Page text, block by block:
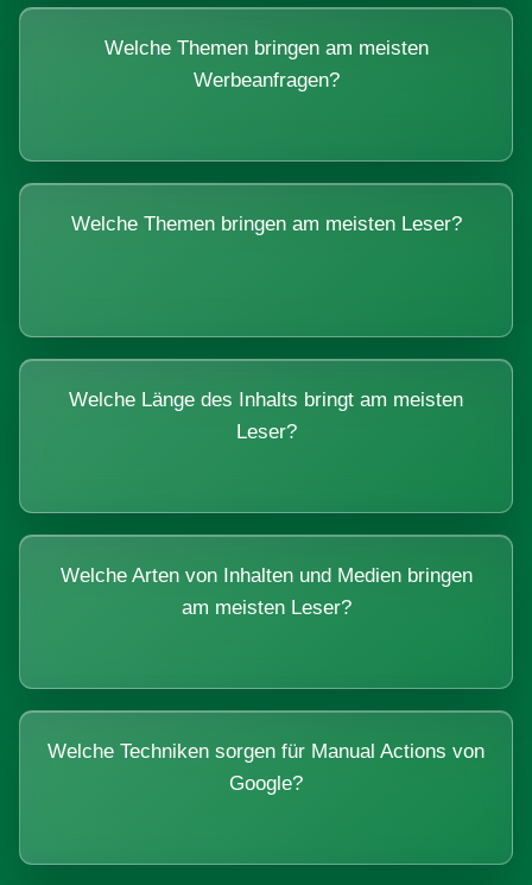
Welche Themen bringen am meisten
Werbeanfragen?
Welche Themen bringen am meisten Leser?
Welche Länge des Inhalts bringt am meisten
Leser?
Welche Arten von Inhalten und Medien bringen
am meisten Leser?
Welche Techniken sorgen für Manual Actions von
Google?